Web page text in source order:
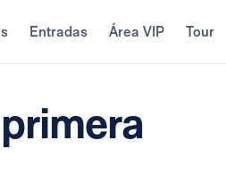
Entradas Área VIP Tour